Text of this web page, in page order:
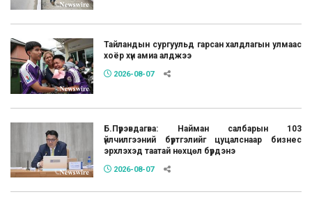
Тайландын сургуульд гарсан халдлагын улмаас
хоёр хүн амиа алджээ
2026-08-07
Б.Пүрэвдагва: Найман салбарын 103
үйлчилгээний бүртгэлийг цуцалснаар бизнес
эрхлэхэд таатай нөхцөл бүрдэнэ
2026-08-07